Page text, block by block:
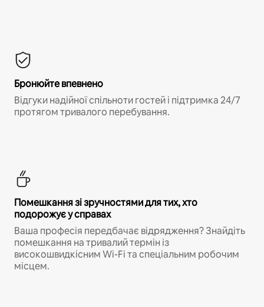
Бронюйте впевнено
Відгуки надійної спільноти гостей і підтримка 24/7
протягом тривалого перебування.
Помешкання зі зручностями для тих, хто
подорожує у справах
Ваша професія передбачає відрядження? Знайдіть
помешкання на тривалий термін із
високошвидкісним Wi-Fi та спеціальним робочим
місцем.